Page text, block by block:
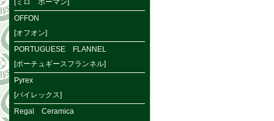
[ミロ ボーマン]
OFFON
[オフオン]
PORTUGUESE FLANNEL
[ポーチュギースフランネル]
Pyrex
[パイレックス]
Regal Ceramica